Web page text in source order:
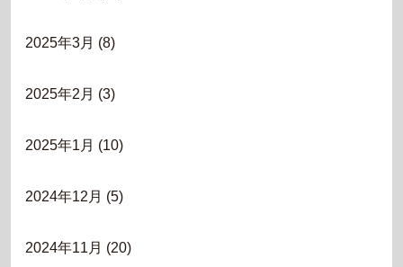
2025年3月 (8)
2025年2月 (3)
2025年1月 (10)
2024年12月 (5)
2024年11月 (20)